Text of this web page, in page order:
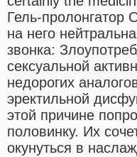
Гель-пролонгатор
на него
звонка:
сексуальной
недорогих
эректильной
этой причине
половинку. Их
окунуться в